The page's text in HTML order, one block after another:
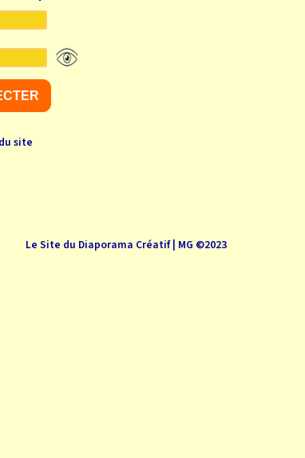
site
Le Site du Diaporama Créatif | MG ©2023